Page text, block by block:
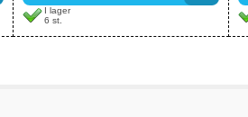
I lager
6 st.